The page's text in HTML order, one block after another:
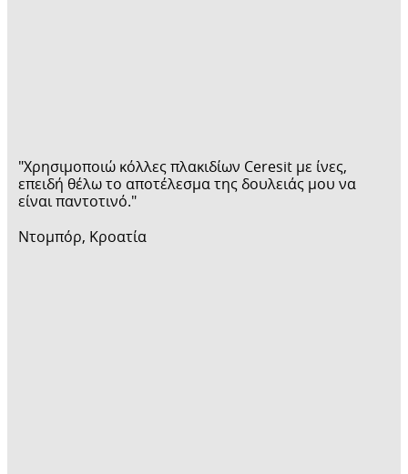
"Χρησιμοποιώ κόλλες πλακιδίων Ceresit με ίνες,
επειδή θέλω το αποτέλεσμα της δουλειάς μου να
είναι παντοτινό."
Ντομπόρ, Κροατία